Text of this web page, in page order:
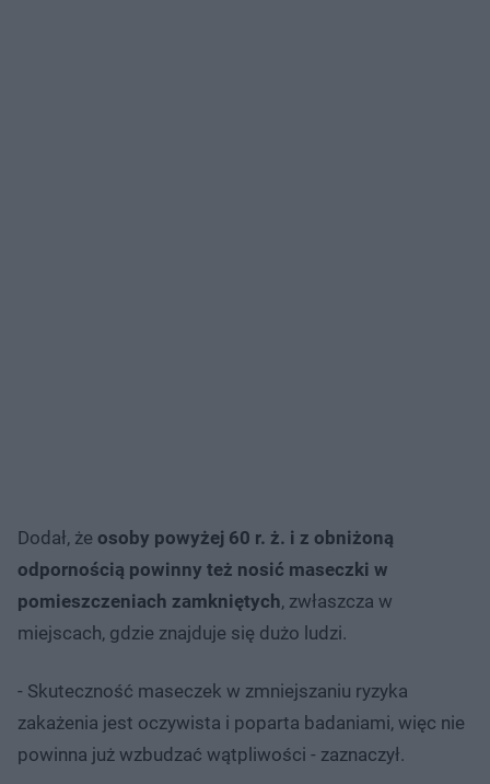
Dodał, że osoby powyżej 60 r. ż. i z obniżoną
odpornością powinny też nosić maseczki w
pomieszczeniach zamkniętych, zwłaszcza w
miejscach, gdzie znajduje się dużo ludzi.
- Skuteczność maseczek w zmniejszaniu ryzyka
zakażenia jest oczywista i poparta badaniami, więc nie
powinna już wzbudzać wątpliwości - zaznaczył.